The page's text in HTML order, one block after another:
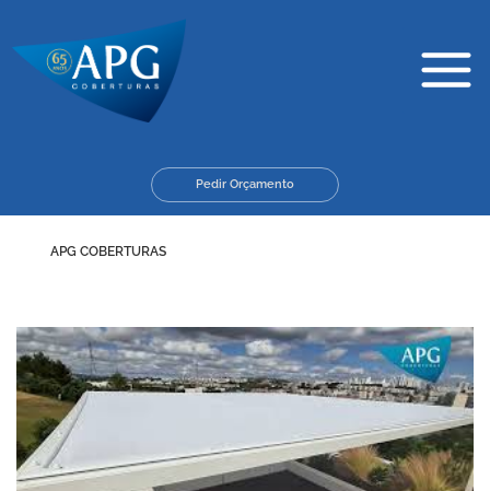
to
content
Menu
Pedir Orçamento
APG COBERTURAS